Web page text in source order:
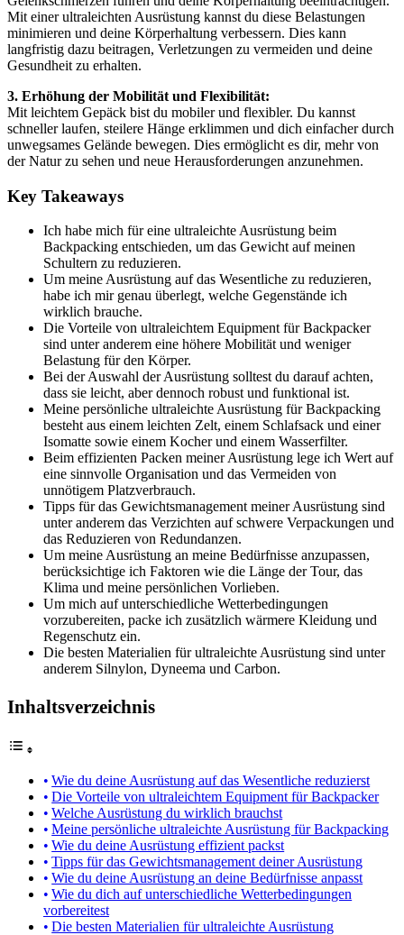
Mit einer ultraleichten Ausrüstung kannst du diese Belastungen
minimieren und deine Körperhaltung verbessern. Dies kann
langfristig dazu beitragen, Verletzungen zu vermeiden und deine
Gesundheit zu erhalten.
3. Erhöhung der Mobilität und Flexibilität:
Mit leichtem Gepäck bist du mobiler und flexibler. Du kannst
schneller laufen, steilere Hänge erklimmen und dich einfacher durch
unwegsames Gelände bewegen. Dies ermöglicht es dir, mehr von
der Natur zu sehen und neue Herausforderungen anzunehmen.
Key Takeaways
Ich habe mich für eine ultraleichte Ausrüstung beim
Backpacking entschieden, um das Gewicht auf meinen
Schultern zu reduzieren.
Um meine Ausrüstung auf das Wesentliche zu reduzieren,
habe ich mir genau überlegt, welche Gegenstände ich
wirklich brauche.
Die Vorteile von ultraleichtem Equipment für Backpacker
sind unter anderem eine höhere Mobilität und weniger
Belastung für den Körper.
Bei der Auswahl der Ausrüstung solltest du darauf achten,
dass sie leicht, aber dennoch robust und funktional ist.
Meine persönliche ultraleichte Ausrüstung für Backpacking
besteht aus einem leichten Zelt, einem Schlafsack und einer
Isomatte sowie einem Kocher und einem Wasserfilter.
Beim effizienten Packen meiner Ausrüstung lege ich Wert auf
eine sinnvolle Organisation und das Vermeiden von
unnötigem Platzverbrauch.
Tipps für das Gewichtsmanagement meiner Ausrüstung sind
unter anderem das Verzichten auf schwere Verpackungen und
das Reduzieren von Redundanzen.
Um meine Ausrüstung an meine Bedürfnisse anzupassen,
berücksichtige ich Faktoren wie die Länge der Tour, das
Klima und meine persönlichen Vorlieben.
Um mich auf unterschiedliche Wetterbedingungen
vorzubereiten, packe ich zusätzlich wärmere Kleidung und
Regenschutz ein.
Die besten Materialien für ultraleichte Ausrüstung sind unter
anderem Silnylon, Dyneema und Carbon.
Inhaltsverzeichnis
Wie du deine Ausrüstung auf das Wesentliche reduzierst
Die Vorteile von ultraleichtem Equipment für Backpacker
Welche Ausrüstung du wirklich brauchst
Meine persönliche ultraleichte Ausrüstung für Backpacking
Wie du deine Ausrüstung effizient packst
Tipps für das Gewichtsmanagement deiner Ausrüstung
Wie du deine Ausrüstung an deine Bedürfnisse anpasst
Wie du dich auf unterschiedliche Wetterbedingungen
vorbereitest
Die besten Materialien für ultraleichte Ausrüstung